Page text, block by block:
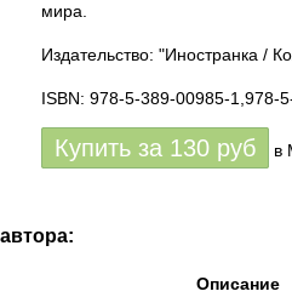
мира.
Издательство: "Иностранка /
ISBN: 978-5-389-00985-1,978-
Купить за 130 руб в
Описание